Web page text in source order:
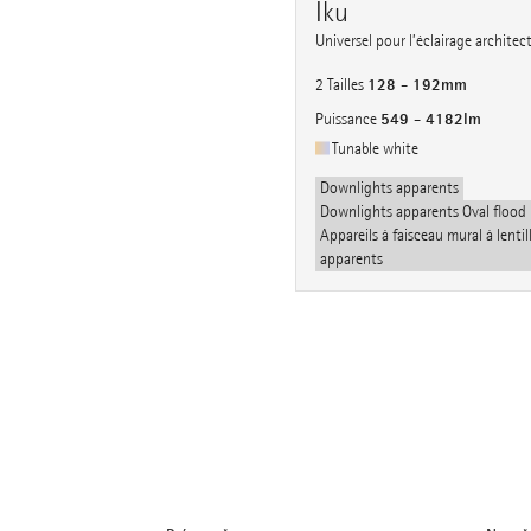
Iku
Universel pour l’éclairage
2 Tailles 128 - 192mm
Puissance 549 - 4182lm
Tunable white
Downlights apparents
Downlights apparents Oval flood
Appareils à faisceau mural à
apparents